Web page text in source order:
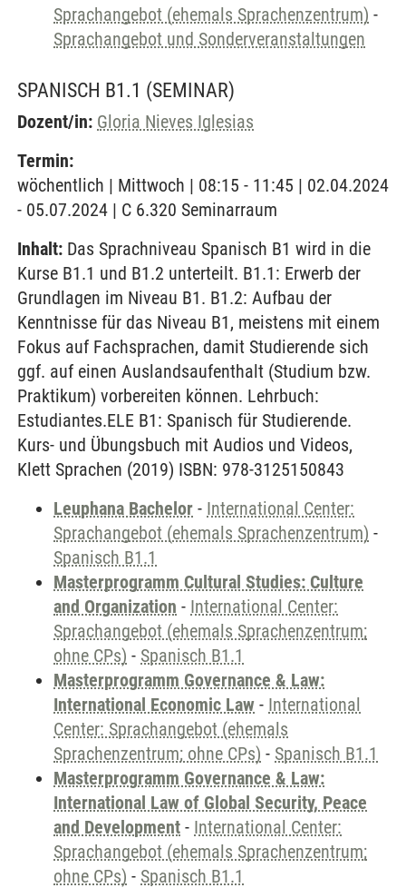
Sprachangebot (ehemals Sprachenzentrum) -
Sprachangebot und Sonderveranstaltungen
SPANISCH B1.1 (SEMINAR)
Dozent/in: Gloria Nieves Iglesias
Termin:
wöchentlich | Mittwoch | 08:15 - 11:45 | 02.04.2024
- 05.07.2024 | C 6.320 Seminarraum
Inhalt: Das Sprachniveau Spanisch B1 wird in die
Kurse B1.1 und B1.2 unterteilt. B1.1: Erwerb der
Grundlagen im Niveau B1. B1.2: Aufbau der
Kenntnisse für das Niveau B1, meistens mit einem
Fokus auf Fachsprachen, damit Studierende sich
ggf. auf einen Auslandsaufenthalt (Studium bzw.
Praktikum) vorbereiten können. Lehrbuch:
Estudiantes.ELE B1: Spanisch für Studierende.
Kurs- und Übungsbuch mit Audios und Videos,
Klett Sprachen (2019) ISBN: 978-3125150843
Leuphana Bachelor - International Center:
Sprachangebot (ehemals Sprachenzentrum) -
Spanisch B1.1
Masterprogramm Cultural Studies: Culture
and Organization - International Center:
Sprachangebot (ehemals Sprachenzentrum;
ohne CPs) - Spanisch B1.1
Masterprogramm Governance & Law:
International Economic Law - International
Center: Sprachangebot (ehemals
Sprachenzentrum; ohne CPs) - Spanisch B1.1
Masterprogramm Governance & Law:
International Law of Global Security, Peace
and Development - International Center:
Sprachangebot (ehemals Sprachenzentrum;
ohne CPs) - Spanisch B1.1